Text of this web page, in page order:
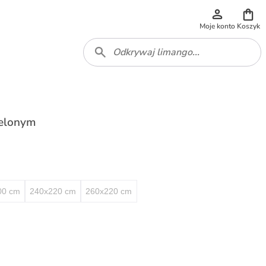
Moje konto Koszyk
cm 240x220 cm 260x220 cm